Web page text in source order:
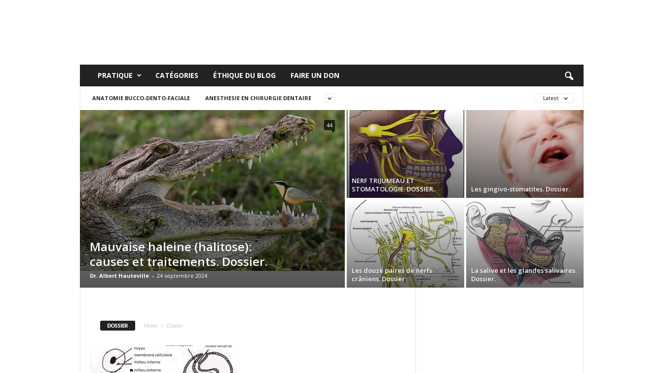
PRATIQUE CATÉGORIES ÉTHIQUE DU BLOG FAIRE UN DON
ANATOMIE BUCCO-DENTO-FACIALE ANESTHESIE EN CHIRURGIE DENTAIRE Latest
Mauvaise haleine (halitose):
causes et traitements. Dossier.
Dr. Albert Hauteville - 24 septembre 2024
44
NERF TRIJUMEAU ET
STOMATOLOGIE. DOSSIER.
Les gingivo-stomatites. Dossier.
Les douze paires de nerfs
crâniens. Dossier
La salive et les glandes salivaires.
Dossier.
DOSSIER Home Dossier